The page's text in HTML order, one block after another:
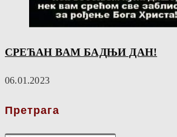
СРЕЋАН ВАМ БАДЊИ ДАН!
06.01.2023
Претрага